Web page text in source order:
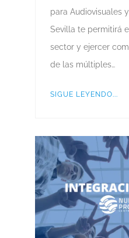
para Audiovisuales
Sevilla te permitirá
sector y ejercer
de las múltiples…
SIGUE LEYENDO...